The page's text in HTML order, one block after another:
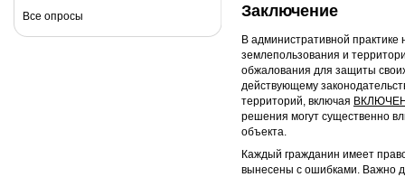
Все опросы Заключение
В административной практике
землепользования и
обжалования для защиты
действующему
территорий, включая
решения могут существенно
объекта.
Каждый гражданин имеет
вынесены с ошибками. Важно